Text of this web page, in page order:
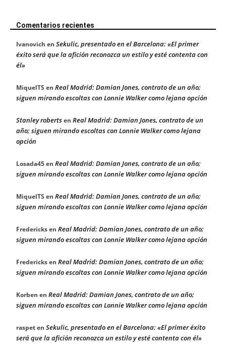
Comentarios recientes
Ivanovich en Sekulic, presentado en el Barcelona: «El primer
éxito será que la afición reconozca un estilo y esté contenta con
él»
MiquelTS en Real Madrid: Damian Jones, contrato de un año;
siguen mirando escoltas con Lonnie Walker como lejana opción
Stanley robertsen Real Madrid: Damian Jones, contrato de un
año; siguen mirando escoltas con Lonnie Walker como lejana
opción
Losada45en Real Madrid: Damian Jones, contrato de un año;
siguen mirando escoltas con Lonnie Walker como lejana opción
MiquelTS en Real Madrid: Damian Jones, contrato de un año;
siguen mirando escoltas con Lonnie Walker como lejana opción
Fredericksen Real Madrid: Damian Jones, contrato de un año;
siguen mirando escoltas con Lonnie Walker como lejana opción
Fredericksen Real Madrid: Damian Jones, contrato de un año;
siguen mirando escoltas con Lonnie Walker como lejana opción
Korben en Real Madrid: Damian Jones, contrato de un año;
siguen mirando escoltas con Lonnie Walker como lejana opción
raspeten Sekulic, presentado en el Barcelona: «El primer éxito
será que la afición reconozca un estilo y esté contenta con él»